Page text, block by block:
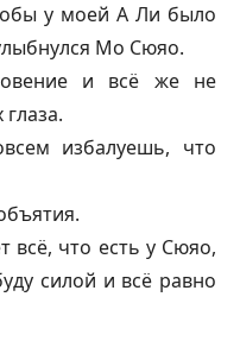
у моей А Ли было
Мо Сюяо.
и всё же не
избалуешь, что
всё, что есть у Сюяо,
силой и всё равно